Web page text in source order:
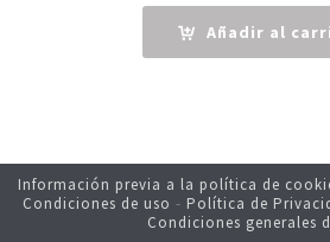
Añadir al
Información previa a la política de
Condiciones de uso - Política de
Condiciones generales